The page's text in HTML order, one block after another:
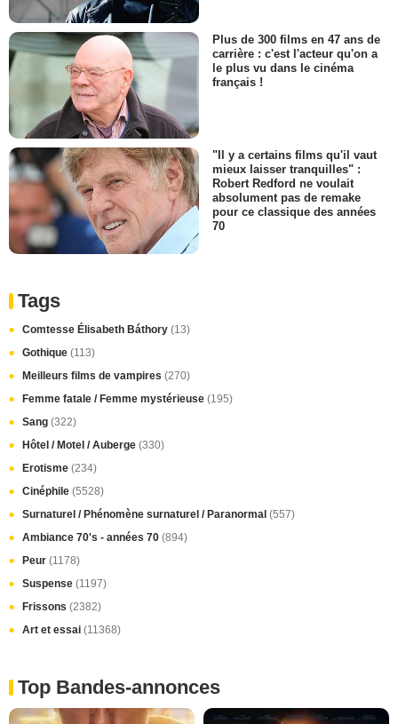
Plus de 300 films en 47 ans de
carrière : c'est l'acteur qu'on a
le plus vu dans le cinéma
français !
"Il y a certains films qu'il vaut
mieux laisser tranquilles" :
Robert Redford ne voulait
absolument pas de remake
pour ce classique des années
70
Tags
Comtesse Élisabeth Báthory (13)
Gothique (113)
Meilleurs films de vampires (270)
Femme fatale / Femme mystérieuse (195)
Sang (322)
Hôtel / Motel / Auberge (330)
Erotisme (234)
Cinéphile (5528)
Surnaturel / Phénomène surnaturel / Paranormal (557)
Ambiance 70's - années 70 (894)
Peur (1178)
Suspense (1197)
Frissons (2382)
Art et essai (11368)
Top Bandes-annonces